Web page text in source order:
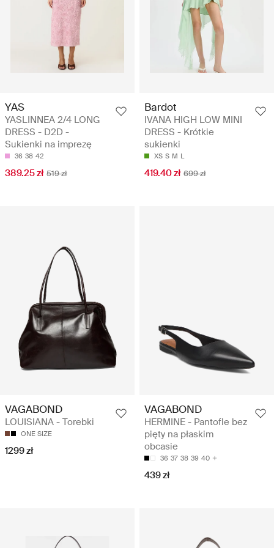
YAS
YASLINNEA 2/4 LONG
DRESS - D2D -
Sukienki na imprezę
36 38 42
389.25 zł 519 zł
Bardot
IVANA HIGH LOW MINI
DRESS - Krótkie
sukienki
XS S M L
419.40 zł 699 zł
VAGABOND
LOUISIANA - Torebki
ONE SIZE
1299 zł
VAGABOND
HERMINE - Pantofle bez
pięty na płaskim
obcasie
36 37 38 39 40
439 zł